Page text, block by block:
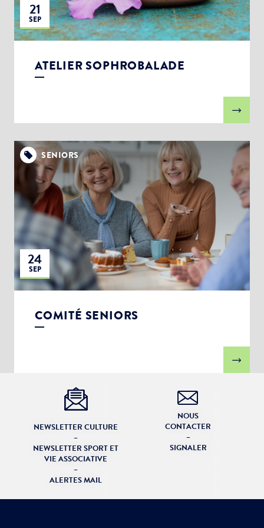
21
SEP
ATELIER SOPHROBALADE
SENIORS
24
SEP
COMITÉ SENIORS
NEWSLETTER CULTURE
–
NEWSLETTER SPORT ET
VIE ASSOCIATIVE
–
ALERTES MAIL
NOUS
CONTACTER
–
SIGNALER